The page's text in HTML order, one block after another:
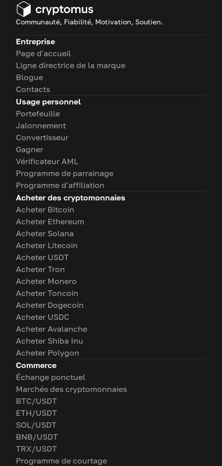
Communauté, Fiabilité, Motivation, Soutien.
Entreprise
Page d'accueil
Ligne directrice de la marque
Blogue
Contacts
Usage personnel
Portefeuille
Jalonnement
Convertisseur
Gagner
Vérificateur AML
Programme de parrainage
Programme d'affiliation
Acheter des cryptomonnaies
Acheter Bitcoin
Acheter Ethereum
Acheter Solana
Acheter Litecoin
Acheter USDT
Acheter Tron
Acheter Monero
Acheter Toncoin
Acheter Dogecoin
Acheter USDC
Acheter Avalanche
Acheter Shiba Inu
Acheter Polygon
Commerce
Échange ponctuel
Marchés des cryptomonnaies
BTC/USDT
ETH/USDT
SOL/USDT
BNB/USDT
TRX/USDT
Programme de courtage